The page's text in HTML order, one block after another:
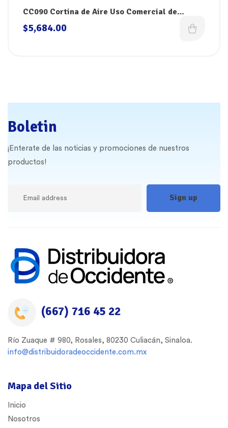
CC090 Cortina de Aire Uso Comercial de
90cm(36″) FroStrip
$5,684.00
Boletin
¡Enterate de las noticias y promociones de nuestros
productos!
Mapa del Sitio
Inicio
Nosotros
(667) 716 45 22
Río Zuaque # 980, Rosales, 80230 Culiacán, Sinaloa.
info@distribuidoradeoccidente.com.mx